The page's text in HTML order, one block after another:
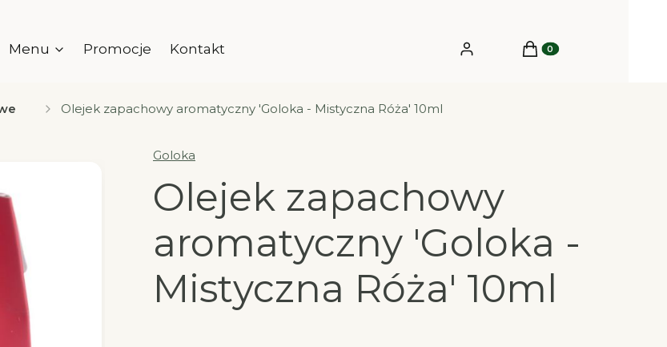
Menu Promocje Kontakt Zaloguj się Produkty w koszyku: 0.
Koszyk
Olejek zapachowy aromatyczny 'Goloka - Mistyczna Róża' 10ml
Goloka
Olejek zapachowy
aromatyczny 'Goloka -
Mistyczna Róża' 10ml